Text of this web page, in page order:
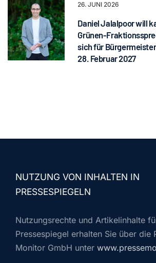
26. JUNI 2026
Daniel Jalalpoor will
Grünen-
sich für
28. Februar 2027
NUTZUNG VON INHALTEN IN
PRESSESPIEGELN
Nutzungsrechte und Artikelinhalte
Pressespiegel erhalten Sie über die
Monitor GmbH unter